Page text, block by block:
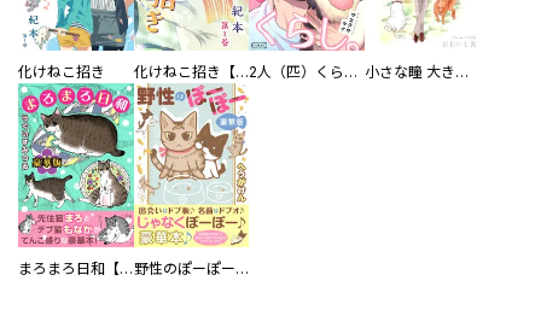
化けねこ招き 化けねこ招き【描きおろし付合冊版】 2人（匹）くらし。 小さな瞳 大きな鼓動
まろまろ日和【豪華版】 野性のぽーぽー【豪華版】